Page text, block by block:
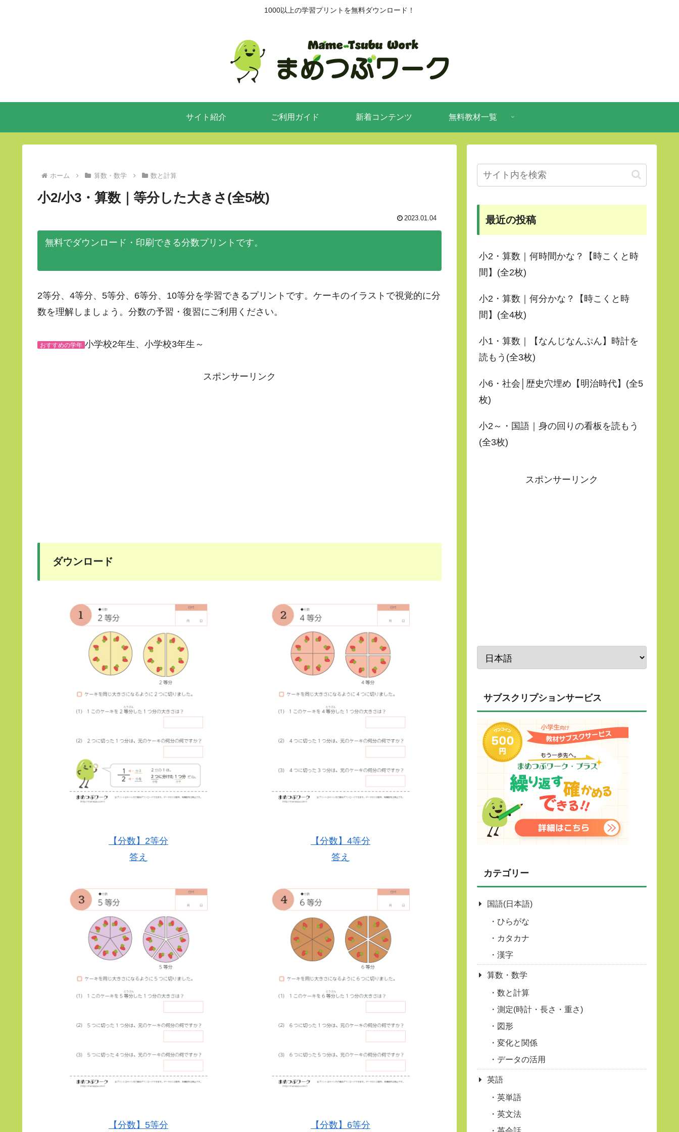
1000以上の学習プリントを無料ダウンロード！
サイト紹介 ご利用ガイド 新着コンテンツ 無料教材一覧
ホーム 算数・数学 数と計算
小2/小3・算数｜等分した大きさ(全5枚)
2023.01.04
無料でダウンロード・印刷できる分数プリントです。
2等分、4等分、5等分、6等分、10等分を学習できるプリントです。ケーキのイラストで視覚的に分
数を理解しましょう。分数の予習・復習にご利用ください。
おすすめの学年 小学校2年生、小学校3年生～
スポンサーリンク
ダウンロード
【分数】2等分
答え
【分数】5等分
【分数】4等分
答え
【分数】6等分
最近の投稿
小2・算数｜何時間かな？【時こくと時
間】(全2枚)
小2・算数｜何分かな？【時こくと時
間】(全4枚)
小1・算数｜【なんじなんぷん】時計を
読もう(全3枚)
小6・社会│歴史穴埋め【明治時代】(全5
枚)
小2～・国語｜身の回りの看板を読もう
(全3枚)
スポンサーリンク
サブスクリプションサービス
カテゴリー
国語(日本語)
ひらがな
カタカナ
漢字
算数・数学
数と計算
測定(時計・長さ・重さ)
図形
変化と関係
データの活用
英語
英単語
英文法